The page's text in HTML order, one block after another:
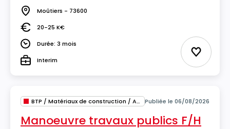
Lieu Moûtiers - 73600
Salaire20-25 K€
DuréeDurée: 3 mois
TypeInterim Ajouter
BTP / Matériaux de construction / Architecture Publiée le 06/08/2026
Manoeuvre travaux publics F/H